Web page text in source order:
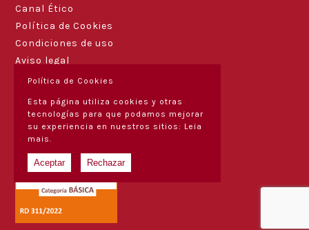
Canal Ético
Política de Cookies
Condiciones de uso
Aviso legal
Política de Cookies
Esta página utiliza cookies y otras
tecnologías para que podamos mejorar
su experiencia en nuestros sitios: Leia
mais.
Aceptar Rechazar